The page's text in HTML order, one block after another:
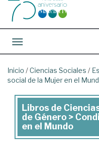
Toggle navigation
Inicio /Ciencias Sociales /
social de la Mujer en el
Libros
de
Ciencias
Libros de
de Género >
en el Mundo